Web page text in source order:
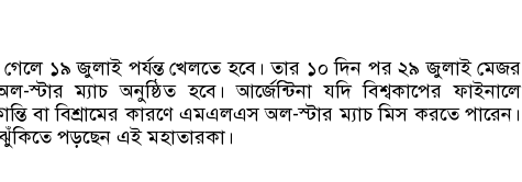
গেলে ১৯ জুলাই পর্যন্ত খেলতে হবে। তার ১০ দিন পর ২৯ জুলাই মেজর
ম্যাচ অনুষ্ঠিত হবে। আর্জেন্টিনা যদি বিশ্বকাপের ফাইনালে
বা বিশ্রামের কারণে এমএলএস অল-স্টার ম্যাচ মিস করতে পারেন।
পড়ছেন এই মহাতারকা।